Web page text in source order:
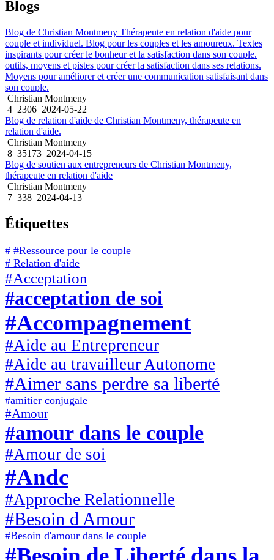
Blogs
Blog de Christian Montmeny Thérapeute en relation d'aide pour
couple et individuel. Blog pour les couples et les amoureux. Textes
inspirants pour créer le bonheur et la satisfaction dans son couple.
outils, moyens et pistes pour créer la satisfaction dans ses relations.
Moyens pour améliorer et créer une communication satisfaisant dans
son couple.
Christian Montmeny
4 2306 2024-05-22
Blog de relation d'aide de Christian Montmeny, thérapeute en
relation d'aide.
Christian Montmeny
8 35173 2024-04-15
Blog de soutien aux entrepreneurs de Christian Montmeny,
thérapeute en relation d'aide
Christian Montmeny
7 338 2024-04-13
Étiquettes
# #Ressource pour le couple
# Relation d'aide
#Acceptation
#acceptation de soi
#Accompagnement
#Aide au Entrepreneur
#Aide au travailleur Autonome
#Aimer sans perdre sa liberté
#amitier conjugale
#Amour
#amour dans le couple
#Amour de soi
#Andc
#Approche Relationnelle
#Besoin d Amour
#Besoin d'amour dans le couple